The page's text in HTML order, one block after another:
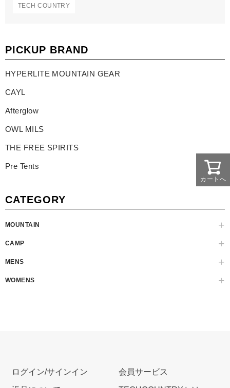
TECH COUNTRY
PICKUP BRAND
HYPERLITE MOUNTAIN GEAR
CAYL
Afterglow
OWL MILS
THE FREE SPIRITS
Pre Tents
CATEGORY
MOUNTAIN
CAMP
MENS
WOMENS
カートへ
ログイン/サインイン 会員サービス